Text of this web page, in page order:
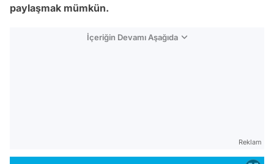
paylaşmak mümkün.
İçeriğin Devamı Aşağıda
Reklam